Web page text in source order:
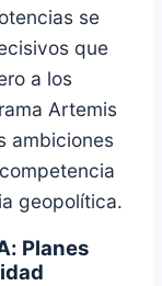
se
que
a los
Artemis
ambiciones
geopolítica.
Planes